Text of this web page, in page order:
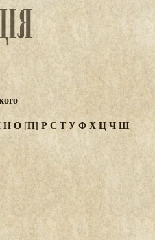
НО[П] Р С ТУФХЦЧШ